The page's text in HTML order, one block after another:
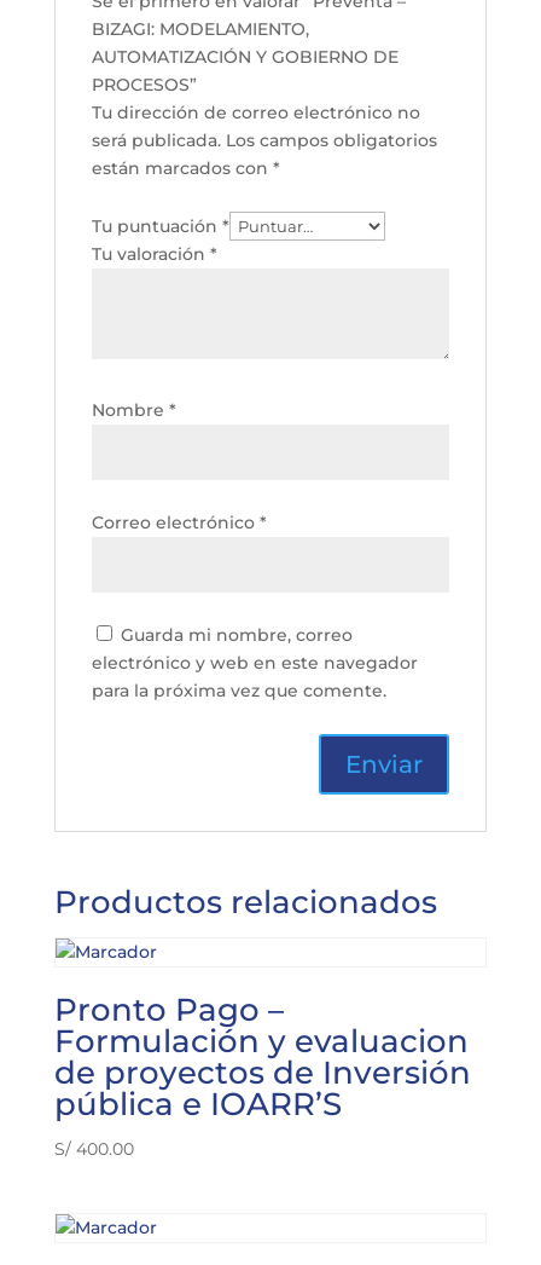
BIZAGI: MODELAMIENTO,
AUTOMATIZACIÓN Y GOBIERNO DE
PROCESOS”
Tu dirección de correo electrónico no
será publicada. Los campos obligatorios
están marcados con *
Tu puntuación *
Tu valoración *
Nombre *
Correo electrónico *
Guarda mi nombre, correo
electrónico y web en este navegador
para la próxima vez que comente.
Productos relacionados
Pronto Pago –
Formulación y evaluacion
de proyectos de Inversión
pública e IOARR’S
S/400.00